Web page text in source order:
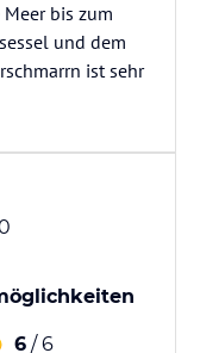
bis zum
und dem
ist sehr
6 / 6